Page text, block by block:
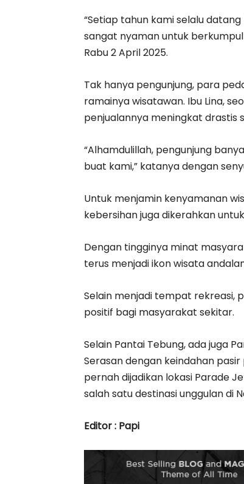
“Setiap tahun kami selalu
sangat nyaman untuk
Rabu 2 April 2025.
Tak hanya pengunjung, para
ramainya wisatawan. Ibu Lina,
penjualannya meningkat drastis
“Alhamdulillah, pengunjung
buat kami,” katanya dengan
Untuk menjamin kenyamanan
kebersihan juga dikerahkan
Dengan tingginya minat
terus menjadi ikon wisata
Selain menjadi tempat rekreasi,
positif bagi masyarakat sekitar.
Selain Pantai Tebung, ada juga
Serasan dengan keindahan
pernah dijadikan lokasi Parade
salah satu destinasi unggulan di
Editor : Papi